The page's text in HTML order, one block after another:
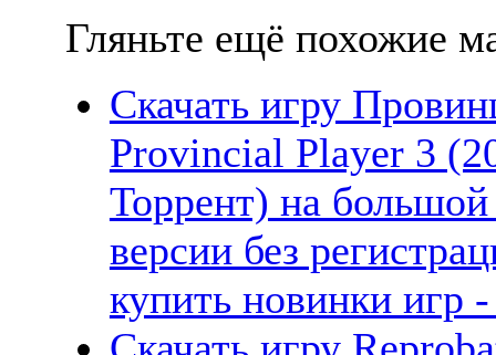
Гляньте ещё похожие
Скачать игру
Provincial Player 3
Торрент) на
версии без
купить новинки игр